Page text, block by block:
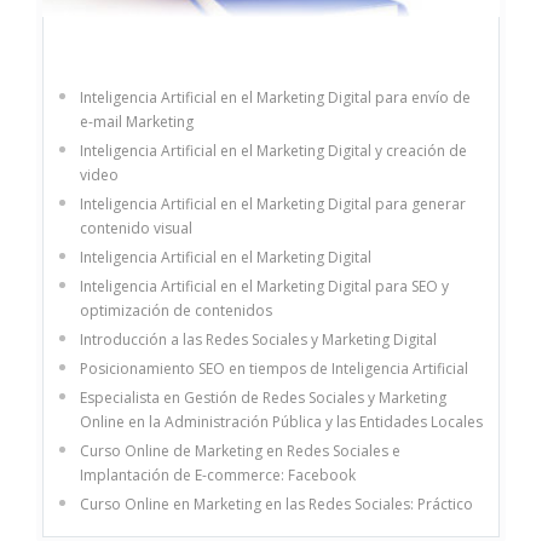
Inteligencia Artificial en el Marketing Digital para envío de
e-mail Marketing
Inteligencia Artificial en el Marketing Digital y creación de
video
Inteligencia Artificial en el Marketing Digital para generar
contenido visual
Inteligencia Artificial en el Marketing Digital
Inteligencia Artificial en el Marketing Digital para SEO y
optimización de contenidos
Introducción a las Redes Sociales y Marketing Digital
Posicionamiento SEO en tiempos de Inteligencia Artificial
Especialista en Gestión de Redes Sociales y Marketing
Online en la Administración Pública y las Entidades Locales
Curso Online de Marketing en Redes Sociales e
Implantación de E-commerce: Facebook
Curso Online en Marketing en las Redes Sociales: Práctico